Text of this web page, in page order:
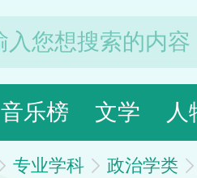
音乐榜 文学 人
专业学科 政治学类